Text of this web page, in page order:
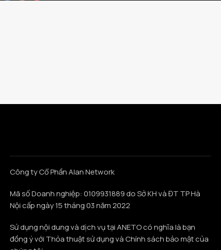
Công ty Cổ Phần Alan Network
Mã số Doanh nghiệp: 0109931889 do Sở KH và ĐT TP Hà
Nội cấp ngày 15 tháng 03 năm 2022
Sử dụng nội dung và dịch vụ tại ANETO có nghĩa là bạn
đồng ý với Thỏa thuật sử dụng và Chính sách bảo mật của